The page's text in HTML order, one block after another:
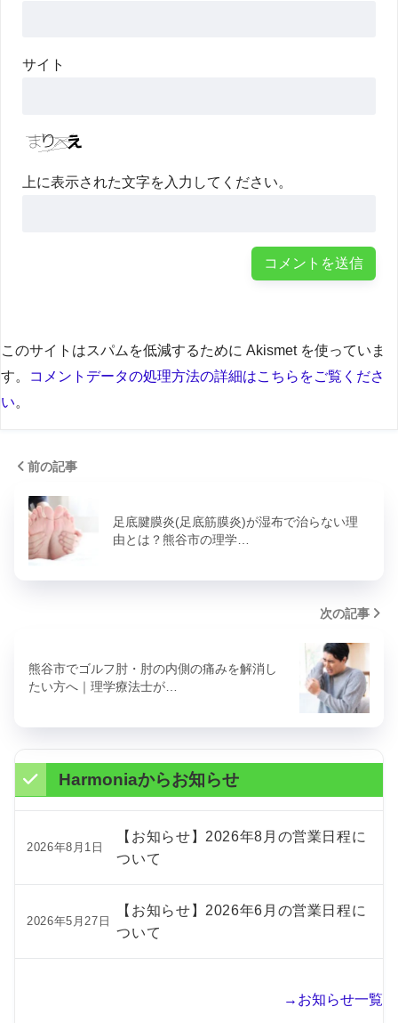
サイト
上に表示された文字を入力してください。
このサイトはスパムを低減するために Akismet を使っていま
す。
コメントデータの処理方法の詳細はこちらをご覧くださ
い。
前の記事
足底腱膜炎(足底筋膜炎)が湿布で治らない理
由とは？熊谷市の理学…
次の記事
熊谷市でゴルフ肘・肘の内側の痛みを解消し
たい方へ｜理学療法士が…
Harmoniaからお知らせ
2026年8月1日
【お知らせ】2026年8月の営業日程に
ついて
2026年5月27日
【お知らせ】2026年6月の営業日程に
ついて
→お知らせ一覧